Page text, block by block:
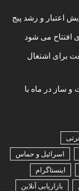
اعتبار و رشد پیج
افتتاح می شود
برای اشتغال
و ساز در ماه با
اسرائیل و حماس
اینستاگرام
بازاریابی آنلاین